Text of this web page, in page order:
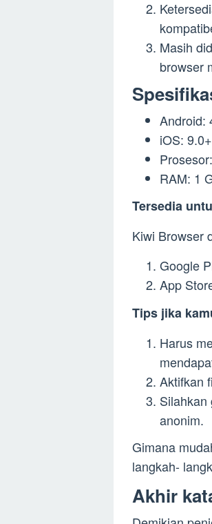
Masih
browser
Android:
iOS: 9.0+
RAM: 1
Tersedia
Kiwi Browser
Google
App
Tips jika
Harus
Aktifkan
Silahkan
anonim.
Gimana
langkah-
Akhir